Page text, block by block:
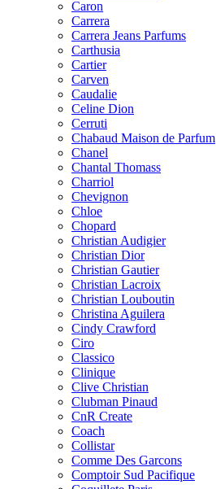
Caron
Carrera
Carrera Jeans Parfums
Carthusia
Cartier
Carven
Caudalie
Celine Dion
Cerruti
Chabaud Maison de Parfum
Chanel
Chantal Thomass
Charriol
Chevignon
Chloe
Chopard
Christian Audigier
Christian Dior
Christian Gautier
Christian Lacroix
Christian Louboutin
Christina Aguilera
Cindy Crawford
Ciro
Classico
Clinique
Clive Christian
Clubman Pinaud
CnR Create
Coach
Collistar
Comme Des Garcons
Comptoir Sud Pacifique